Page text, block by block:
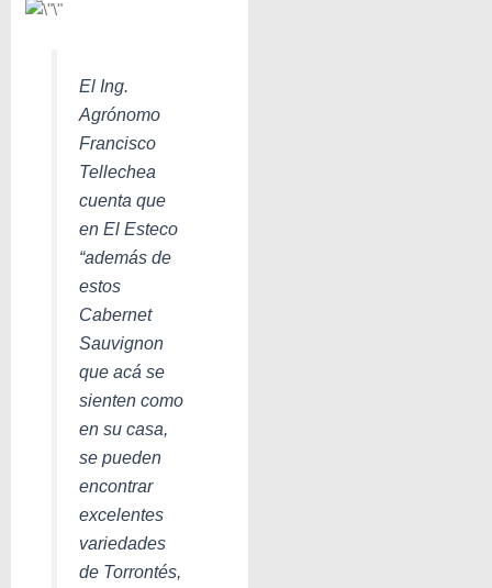
El Ing.
Agrónomo
Francisco
Tellechea
cuenta que
en El Esteco
“además de
estos
Cabernet
Sauvignon
que acá se
sienten como
en su casa,
se pueden
encontrar
excelentes
variedades
de Torrontés,